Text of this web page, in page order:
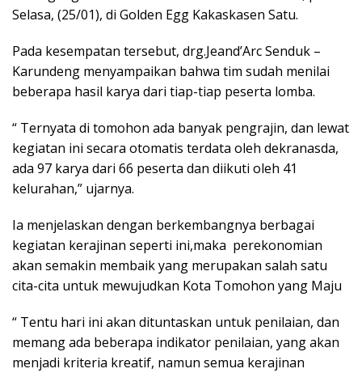
Selasa, (25/01), di Golden Egg Kakaskasen Satu.
Pada kesempatan tersebut, drg.Jeand’Arc Senduk –
Karundeng menyampaikan bahwa tim sudah menilai
beberapa hasil karya dari tiap-tiap peserta lomba.
“ Ternyata di tomohon ada banyak pengrajin, dan lewat
kegiatan ini secara otomatis terdata oleh dekranasda,
ada 97 karya dari 66 peserta dan diikuti oleh 41
kelurahan,” ujarnya.
Ia menjelaskan dengan berkembangnya berbagai
kegiatan kerajinan seperti ini,maka perekonomian
akan semakin membaik yang merupakan salah satu
cita-cita untuk mewujudkan Kota Tomohon yang Maju
“ Tentu hari ini akan dituntaskan untuk penilaian, dan
memang ada beberapa indikator penilaian, yang akan
menjadi kriteria kreatif, namun semua kerajinan